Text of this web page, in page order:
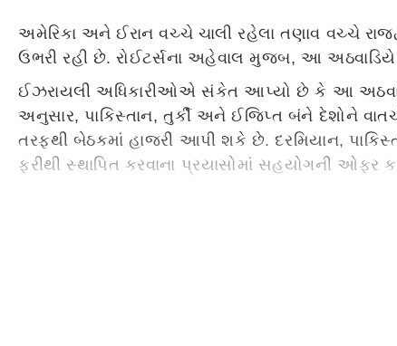
અમેરિકા અને ઈરાન વચ્ચે ચાલી રહેલા તણાવ વચ્ચે
ઉભરી રહી છે. રોઈટર્સના અહેવાલ મુજબ, આ
ઈઝરાયલી અધિકારીઓએ સંકેત આપ્યો છે કે આ
અનુસાર, પાકિસ્તાન, તુર્કી અને ઈજિપ્ત બંને દેશોને
તરફથી બેઠકમાં હાજરી આપી શકે છે. દરમિયાન,
ફરીથી સ્થાપિત કરવાના પ્રયાસોમાં સહયોગની